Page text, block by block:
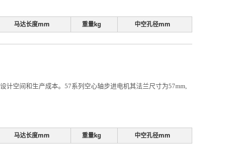
马达长度mm 重量kg 中空孔径mm
计空间和生产成本。57系列空心轴步进电机其法兰尺寸为57mm,
马达长度mm 重量kg 中空孔径mm